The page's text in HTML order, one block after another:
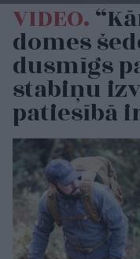
VIDEO.
domes
dusmīgs
stabiņu
patiesībā